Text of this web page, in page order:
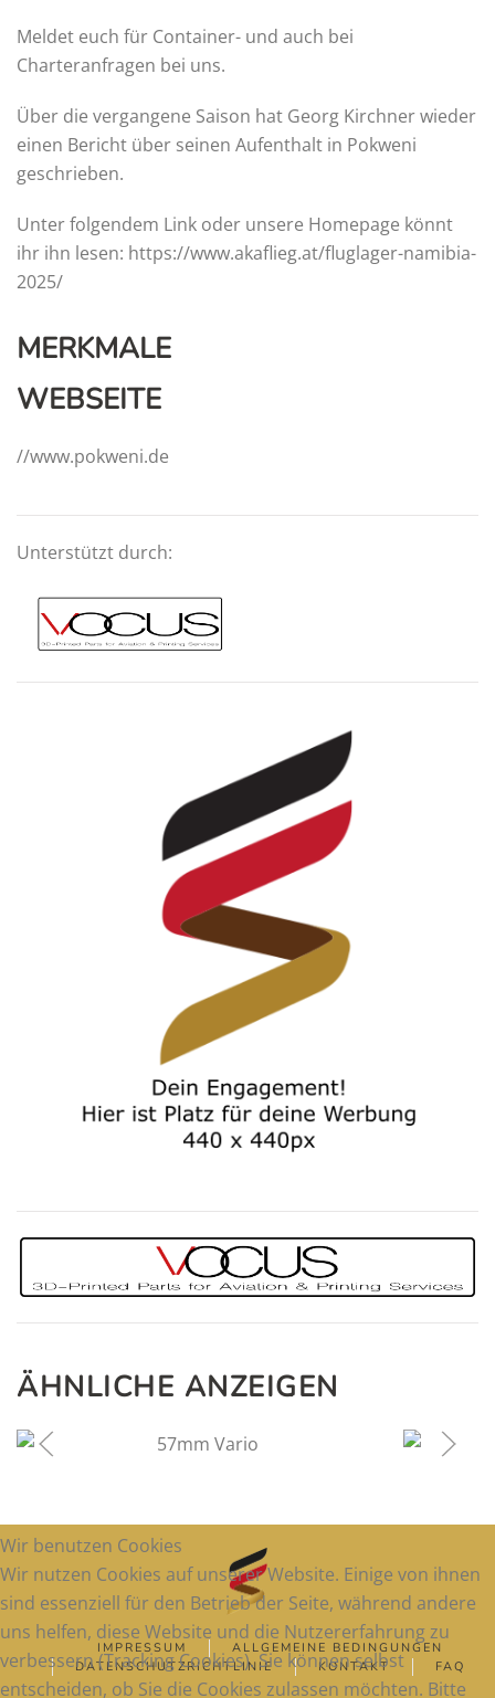
Meldet euch für Container- und auch bei
Charteranfragen bei uns.
Über die vergangene Saison hat Georg Kirchner wieder
einen Bericht über seinen Aufenthalt in Pokweni
geschrieben.
Unter folgendem Link oder unsere Homepage könnt
ihr ihn lesen: https://www.akaflieg.at/fluglager-namibia-
2025/
MERKMALE
WEBSEITE
//www.pokweni.de
Unterstützt durch:
ÄHNLICHE ANZEIGEN
IMPRESSUM
ALLGEMEINE BEDINGUNGEN
DATENSCHUTZRICHTLINIE
KONTAKT FAQ
Wir benutzen Cookies
Wir nutzen Cookies auf unserer Website. Einige von ihnen
sind essenziell für den Betrieb der Seite, während andere
uns helfen, diese Website und die Nutzererfahrung zu
verbessern (Tracking Cookies). Sie können selbst
entscheiden, ob Sie die Cookies zulassen möchten. Bitte